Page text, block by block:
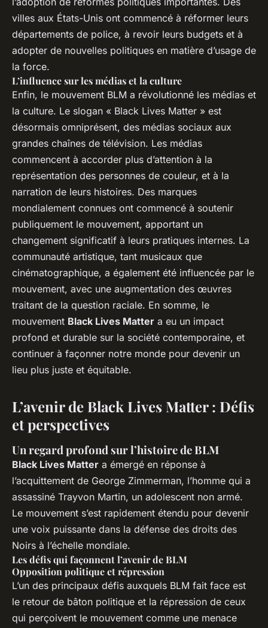
villes aux États-Unis ont commencé à réformer leurs
départements de police, à revoir leurs budgets et à
adopter de nouvelles politiques en matière d’usage de
la force.
L’influence sur les médias et la culture
Enfin, le mouvement BLM a révolutionné les médias et
la culture. Le slogan « Black Lives Matter » est
désormais omniprésent, des médias sociaux aux
grandes chaînes de télévision. Les médias
commencent à accorder plus d’attention à la
représentation des personnes de couleur, et à la
narration de leurs histoires. Des marques
mondialement connues ont commencé à soutenir
publiquement le mouvement, apportant un
changement significatif à leurs pratiques internes. La
communauté artistique, tant musicaux que
cinématographique, a également été influencée par le
mouvement, avec une augmentation des œuvres
traitant de la question raciale. En somme, le
mouvement Black Lives Matter a eu un impact
profond et durable sur la société contemporaine, et
continuer à façonner notre monde pour devenir un
lieu plus juste et équitable.
L’avenir de Black Lives Matter : Défis
et perspectives
Un regard profond sur l’histoire de BLM
Black Lives Matter a émergé en réponse à
l’acquittement de George Zimmerman, l’homme qui a
assassiné Trayvon Martin, un adolescent non armé.
Le mouvement s’est rapidement étendu pour devenir
une voix puissante dans la défense des droits des
Noirs à l’échelle mondiale.
Les défis qui façonnent l’avenir de BLM
Opposition politique et répression
L’un des principaux défis auxquels BLM fait face est
le retour de bâton politique et la répression de ceux
qui perçoivent le mouvement comme une menace